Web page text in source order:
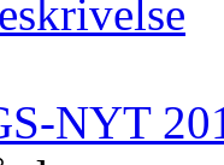
NYT